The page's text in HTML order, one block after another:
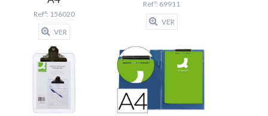
Refª: 156020
VER
Refª: 69911
VER